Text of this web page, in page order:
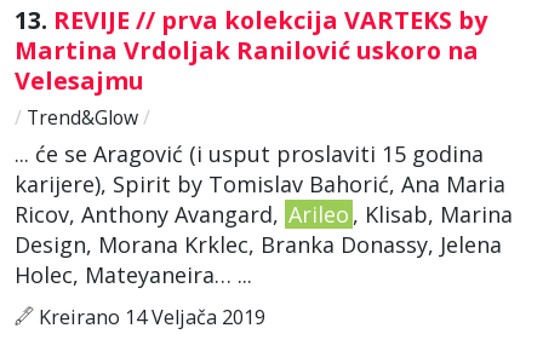
13. REVIJE // prva kolekcija VARTEKS by
Martina Vrdoljak Ranilović uskoro na
Velesajmu
/ Trend&Glow/
... će se Aragović (i usput proslaviti 15 godina
karijere), Spirit by Tomislav Bahorić, Ana Maria
Ricov, Anthony Avangard, Arileo , Klisab, Marina
Design, Morana Krklec, Branka Donassy, Jelena
Holec, Mateyaneira… ...
Kreirano 14 Veljača 2019